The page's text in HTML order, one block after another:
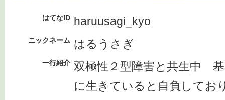
はてなID haruusagi_kyo
ニックネーム はるうさぎ
一行紹介 双極性２型障害と 共生中 基
に生きていると自負してお